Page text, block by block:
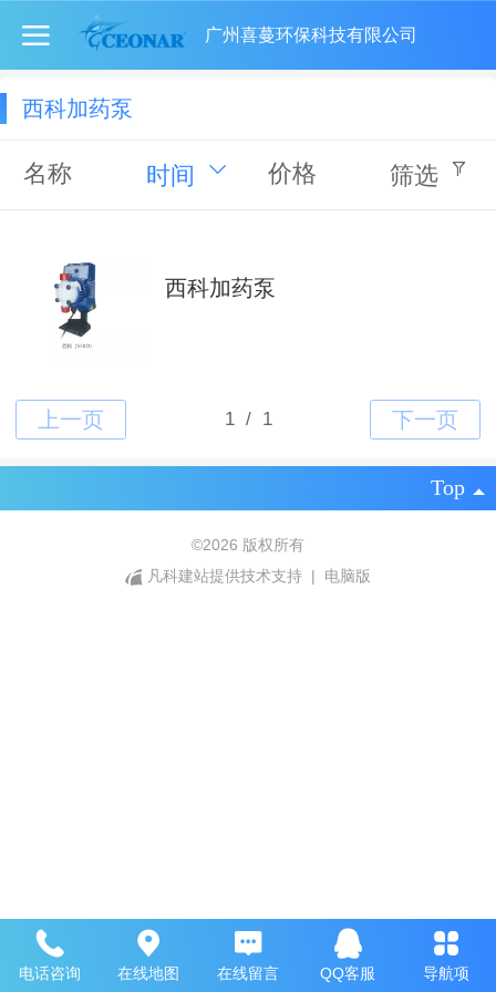
广州喜蔓环保科技有限公司
西科加药泵
名称 时间 价格 筛选
西科加药泵
Top
©2026 版权所有
凡科建站提供技术支持
| 电脑版
电话咨询 在线地图 在线留言 QQ客服 导航项